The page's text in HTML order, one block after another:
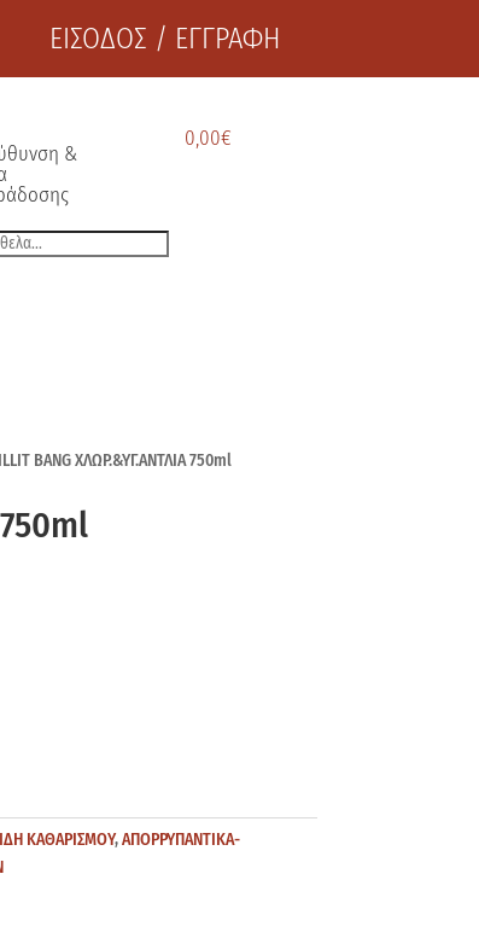
ΕΙΣΟΔΟΣ / ΕΓΓΡΑΦΗ
&
0,00€
BANG ΧΛΩΡ.&ΥΓ.ΑΝΤΛΙΑ 750ml
ΚΑΘΑΡΙΣΜΟΥ,ΑΠΟΡΡΥΠΑΝΤΙΚΑ-